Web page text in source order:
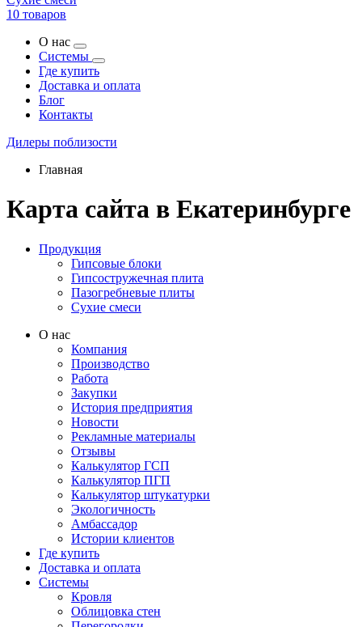
10 товаров
О нас
Системы
Где купить
Доставка и оплата
Блог
Контакты
Дилеры поблизости
Главная
Карта сайта в Екатеринбурге
Продукция
Гипсовые блоки
Гипсостружечная плита
Пазогребневые плиты
Сухие смеси
О нас
Компания
Производство
Работа
Закупки
История предприятия
Новости
Рекламные материалы
Отзывы
Калькулятор ГСП
Калькулятор ПГП
Калькулятор штукатурки
Экологичность
Амбассадор
Истории клиентов
Где купить
Доставка и оплата
Системы
Кровля
Облицовка стен